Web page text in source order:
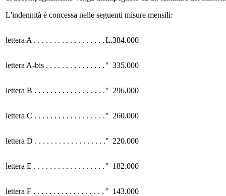
L'indennità è concessa nelle seguenti misure mensili:
lettera A . . . . . . . . . . . . . . . . . .L.384.000
lettera A-bis . . . . . . . . . . . . . . . " 335.000
lettera B . . . . . . . . . . . . . . . . . ." 296.000
lettera C . . . . . . . . . . . . . . . . . ." 260.000
lettera D . . . . . . . . . . . . . . . . . ." 220.000
lettera E . . . . . . . . . . . . . . . . . . " 182.000
lettera F . . . . . . . . . . . . . . . . . . " 143.000